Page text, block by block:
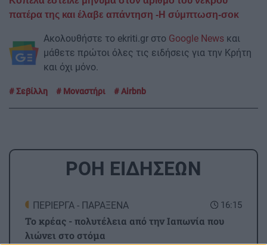
πατέρα της και έλαβε απάντηση -Η σύμπτωση-σοκ
Ακολουθήστε το ekriti.gr στο Google News και
μάθετε πρώτοι όλες τις ειδήσεις για την Κρήτη
και όχι μόνο.
Σεβίλλη Μοναστήρι Airbnb
ΡΟΗ ΕΙΔΗΣΕΩΝ
16:15
ΠΕΡΙΕΡΓΑ - ΠΑΡΑΞΕΝΑ
Το κρέας - πολυτέλεια από την Ιαπωνία που
λιώνει στο στόμα